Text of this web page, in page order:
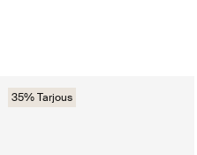
35% Tarjous